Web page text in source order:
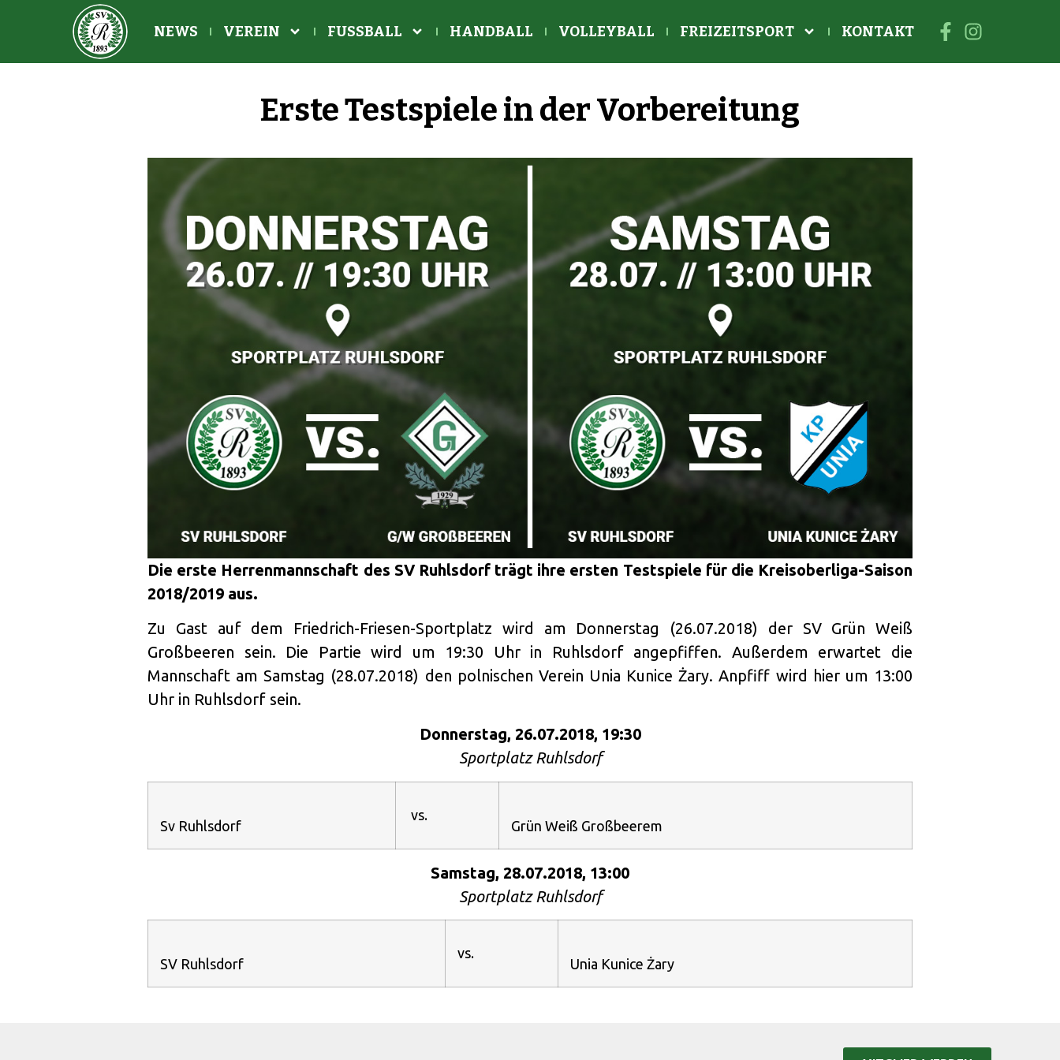
NEWS VEREIN FUSSBALL HANDBALL VOLLEYBALL FREIZEITSPORT KONTAKT
Erste Testspiele in der Vorbereitung
Die erste Herrenmannschaft des SV Ruhlsdorf trägt ihre ersten Testspiele für die Kreisoberliga-Saison
2018/2019 aus.
Zu Gast auf dem Friedrich-Friesen-Sportplatz wird am Donnerstag (26.07.2018) der SV Grün Weiß
Großbeeren sein. Die Partie wird um 19:30 Uhr in Ruhlsdorf angepfiffen. Außerdem erwartet die
Mannschaft am Samstag (28.07.2018) den polnischen Verein Unia Kunice Żary. Anpfiff wird hier um 13:00
Uhr in Ruhlsdorf sein.
Donnerstag, 26.07.2018, 19:30
Sportplatz Ruhlsdorf
Sv Ruhlsdorf
vs.
Grün Weiß Großbeerem
Samstag, 28.07.2018, 13:00
Sportplatz Ruhlsdorf
SV Ruhlsdorf
vs.
Unia Kunice Żary